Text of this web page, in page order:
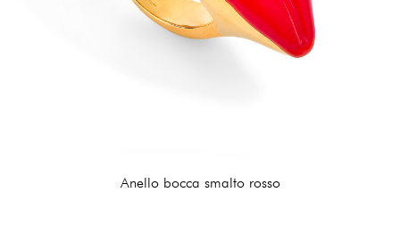
Anello bocca smalto rosso